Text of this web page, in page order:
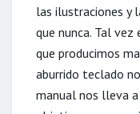
las ilustraciones y
que nunca. Tal
que producimos
aburrido teclado
manual nos lleva